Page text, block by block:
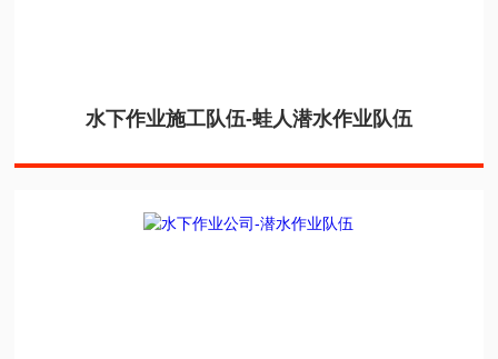
水下作业施工队伍-蛙人潜水作业队伍